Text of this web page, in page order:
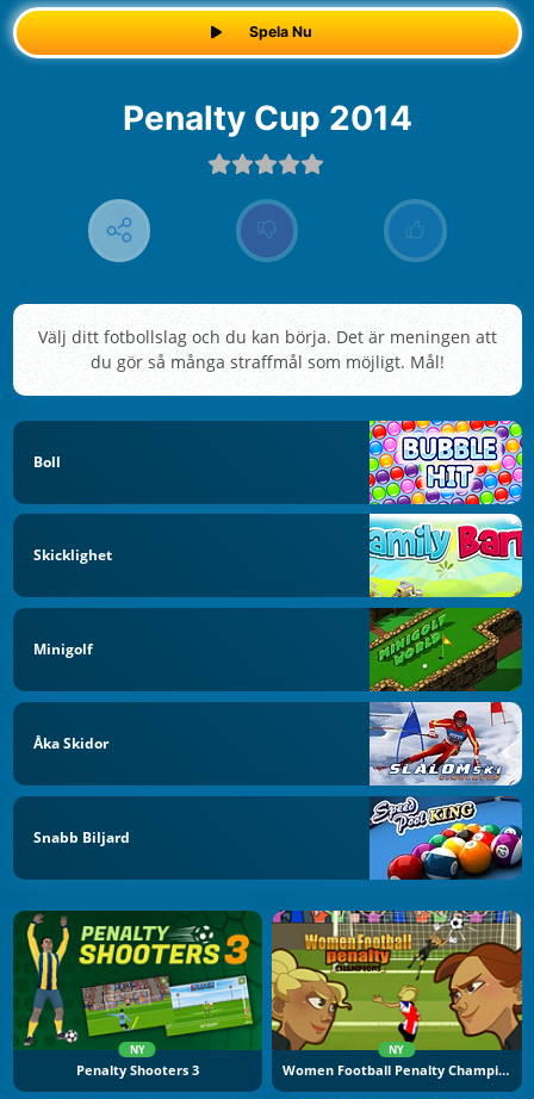
Spela Nu
Penalty Cup 2014
Välj ditt fotbollslag och du kan börja. Det är meningen att
du gör så många straffmål som möjligt. Mål!
Boll
Skicklighet
Minigolf
Åka Skidor
Snabb Biljard
NY
Penalty Shooters 3
NY
Women Football Penalty Champions